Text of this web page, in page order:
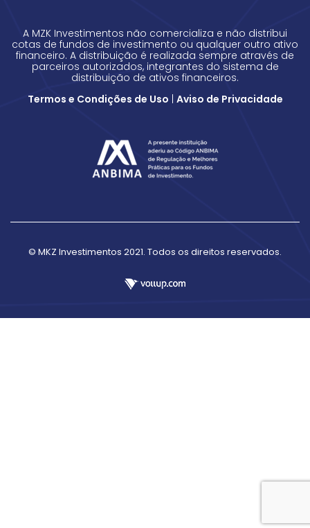
A MZK Investimentos não comercializa e não distribui
cotas de fundos de investimento ou qualquer outro ativo
financeiro. A distribuição é realizada sempre através de
parceiros autorizados, integrantes do sistema de
distribuição de ativos financeiros.
Termos e Condições de Uso Aviso de Privacidade
© MKZ Investimentos 2021. Todos os direitos reservados.